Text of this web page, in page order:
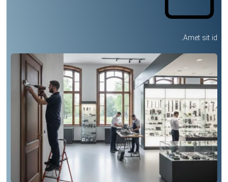
Amet sit id.